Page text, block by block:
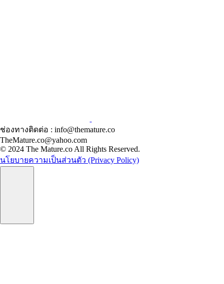
ช่องทางติดต่อ : info@themature.co
TheMature.co@yahoo.com
© 2024 The Mature.co All Rights Reserved.
นโยบายความเป็นส่วนตัว (Privacy Policy)